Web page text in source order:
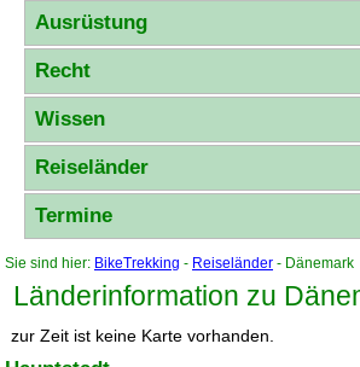
Ausrüstung
Recht
Wissen
Reiseländer
Termine
Sie sind hier: BikeTrekking - Reiseländer - Dänemark
Länderinformation zu
zur Zeit ist keine Karte vorhanden.